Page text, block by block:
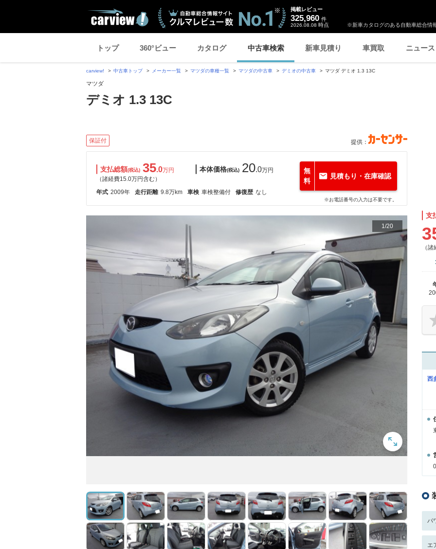
※新車カタログのある自動車総合情
掲載レビュー
325,960 件
2026.08.08 時点
トップ 360°ビュー カタログ 中古車検索 新車見積り 車買取 ニュース
carview! 中古車トップ メーカー一覧 マツダの車種一覧 マツダの中古車 デミオの中古車 マツダ デミオ 1.3 13C
マツダ
デミオ 1.3 13C
保証付 提供：
支払総額(税込) 35.0万円
（諸経費15.0万円含む）
本体価格(税込) 20.0万円
年式 2009年 走行距離 9.8万km 車検 車検整備付 修復歴 なし
無
料
見積もり・在庫確認
※お電話番号の入力は不要です。
1/20
支
（
西
パ
エ